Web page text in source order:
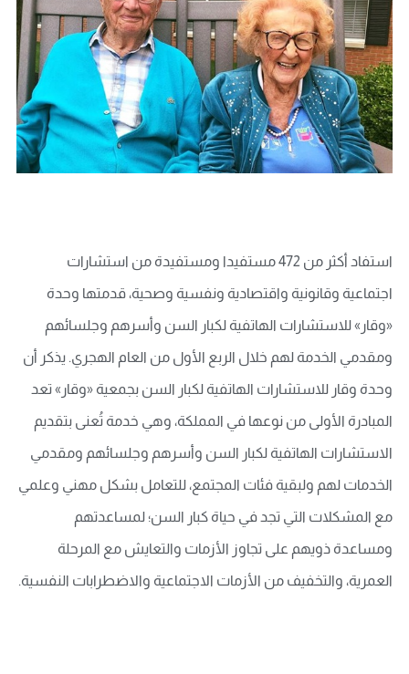
استفاد أكثر من 472 مستفيدا ومستفيدة من استشارات
اجتماعية وقانونية واقتصادية ونفسية وصحية، قدمتها وحدة
«وقار» للاستشارات الهاتفية لكبار السن وأسرهم وجلسائهم
ومقدمي الخدمة لهم خلال الربع الأول من العام الهجري. يذكر أن
وحدة وقار للاستشارات الهاتفية لكبار السن بجمعية «وقار» تعد
المبادرة الأولى من نوعها في المملكة، وهي خدمة تُعنى بتقديم
الاستشارات الهاتفية لكبار السن وأسرهم وجلسائهم ومقدمي
الخدمات لهم ولبقية فئات المجتمع، للتعامل بشكل مهني وعلمي
مع المشكلات التي تجد في حياة كبار السن؛ لمساعدتهم
ومساعدة ذويهم على تجاوز الأزمات والتعايش مع المرحلة
العمرية، والتخفيف من الأزمات الاجتماعية والاضطرابات النفسية.